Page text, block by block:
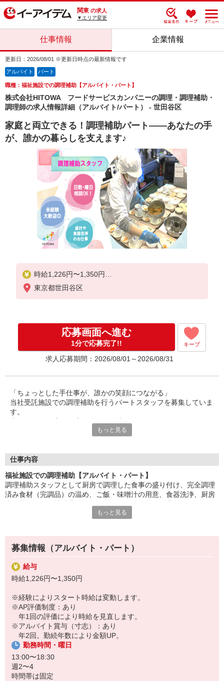
関東 の求人
▼エリア変更
仕事情報 企業情報
更新日：2026/08/01 ※更新日時点の最新情報です
アルバイト パート
職種：福祉施設での調理補助【アルバイト・パート】
株式会社HITOWA フードサービスカンパニーの調理・調理補助・
調理師の求人情報詳細（アルバイト/パート） - 世田谷区
家庭と両立できる！調理補助パート――あなたの手
が、誰かの暮らしを支えます♪
時給1,226円〜1,350円
※経験によりスタート時給は変動します。
※アルバイト賞与（寸志）：あり
年2回。勤続年数により金額UP。
東京都世田谷区
応募画面へ進む
1分で応募完了!! キープ
求人応募期間：2026/08/01～2026/08/31
「ちょっとした手仕事が、誰かの笑顔につながる」
当社受託施設での調理補助を行うパートスタッフを募集していま
す。
ご家庭での経験を活かして、社会とつながりながら、無理なく働
盛付け・配膳・洗浄など、調理師のサポートが中心。
「ありがとう」の言葉が、毎日の励みに。誰かの暮らしを支え
る、
給食運営を行う業界大手。
地域に根ざしたサービスを展開し、安心・安全な食事づくりを支
えています。
もっと見る
仕事内容
福祉施設での調理補助【アルバイト・パート】
調理補助スタッフとして厨房で調理した食事の盛り付け、完全調理
済み食材（完調品）の温め、ご飯・味噌汁の用意、食器洗浄、厨房
は必要ありません。お仕事復帰の方や未経験スタートの方大歓迎で
もっと見る
募集情報（アルバイト・パート）
給与
時給1,226円〜1,350円
※経験によりスタート時給は変動します。
※AP評価制度：あり
年1回の評価により時給を見直します。
※アルバイト賞与（寸志）：あり
年2回。勤続年数により金額UP。
勤務時間・曜日
13:00〜18:30
週2〜4
時間帯は固定